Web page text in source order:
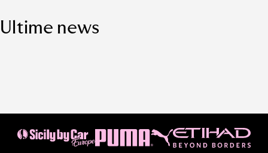
Ultime news